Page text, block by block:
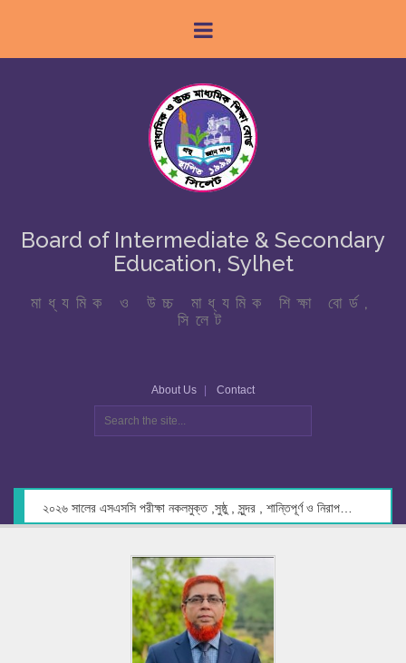
Board of Intermediate & Secondary
Education, Sylhet
মাধ্যমিক ও উচ্চ মাধ্যমিক শিক্ষা বোর্ড,
সিলেট
About Us Contact